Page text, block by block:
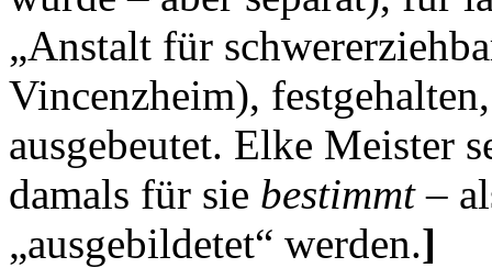
„Anstalt für
Vincenzheim),
ausgebeutet. Elke Meister
damals für sie bestimmt–
„ausgebildetet“ werden.]